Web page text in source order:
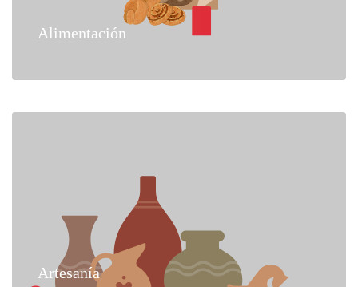
Alimentación
Artesanía